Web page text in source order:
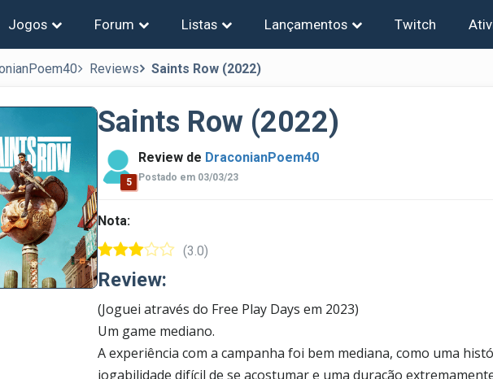
Jogos Forum Listas Lançamentos Twitch
Reviews Saints Row (2022)
Saints Row (2022)
5
Review de DraconianPoem40
Postado em 03/03/23
Nota:
(3.0)
Review:
(Joguei através do Free Play Days em 2023)
Um game mediano.
A experiência com a campanha foi bem mediana, como uma
jogabilidade difícil de se acostumar e uma duração